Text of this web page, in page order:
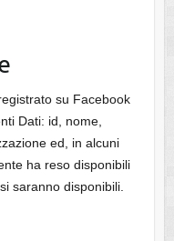
su Facebook
Dati: id, nome,
ed, in alcuni
ha reso disponibili
saranno disponibili.